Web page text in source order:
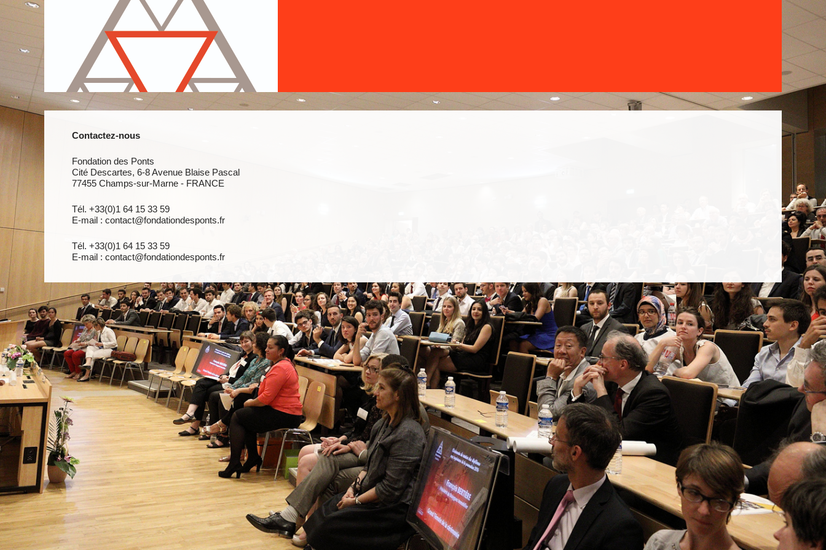
Contactez-nous
Fondation des Ponts
Cité Descartes, 6-8 Avenue Blaise Pascal
77455 Champs-sur-Marne - FRANCE
Tél. +33(0)1 64 15 33 59
E-mail : contact@fondationdesponts.fr
Tél. +33(0)1 64 15 33 59
E-mail : contact@fondationdesponts.fr